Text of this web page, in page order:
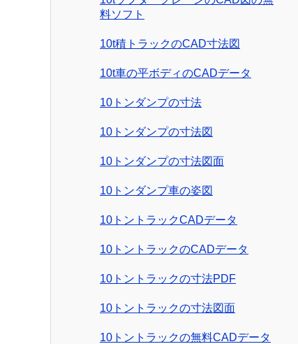
料ソフト
10t積トラックのCAD寸法図
10t車の平ボディのCADデータ
10トンダンプの寸法
10トンダンプの寸法図
10トンダンプの寸法図面
10トンダンプ車の姿図
10トントラックCADデータ
10トントラックのCADデータ
10トントラックの寸法PDF
10トントラックの寸法図面
10トントラックの無料CADデータ